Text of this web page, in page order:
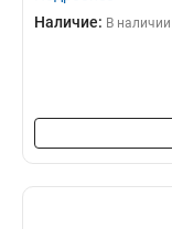
Наличие: В наличии